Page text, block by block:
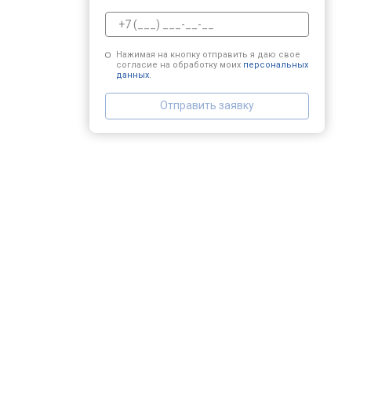
Нажимая на кнопку отправить я даю свое
согласие на обработку моих персональных
данных.
Отправить заявку